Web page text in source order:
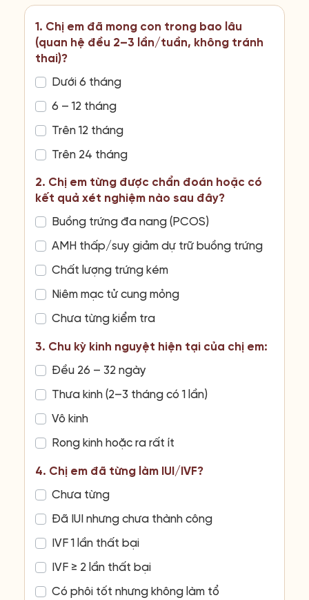
1. Chị em đã mong con trong bao lâu
(quan hệ đều 2–3 lần/tuần, không tránh
thai)?
Dưới 6 tháng
6 – 12 tháng
Trên 12 tháng
Trên 24 tháng
2. Chị em từng được chẩn đoán hoặc có
kết quả xét nghiệm nào sau đây?
Buồng trứng đa nang (PCOS)
AMH thấp/suy giảm dự trữ buồng trứng
Chất lượng trứng kém
Niêm mạc tử cung mỏng
Chưa từng kiểm tra
3. Chu kỳ kinh nguyệt hiện tại của chị em:
Đều 26 – 32 ngày
Thưa kinh (2–3 tháng có 1 lần)
Vô kinh
Rong kinh hoặc ra rất ít
4. Chị em đã từng làm IUI/IVF?
Chưa từng
Đã IUI nhưng chưa thành công
IVF 1 lần thất bại
IVF ≥ 2 lần thất bại
Có phôi tốt nhưng không làm tổ